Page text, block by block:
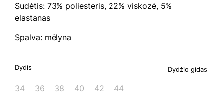
Sudėtis: 73% poliesteris, 22% viskozė, 5%
elastanas
Spalva: mėlyna
Dydis Dydžio gidas
34 36 38 40 42 44